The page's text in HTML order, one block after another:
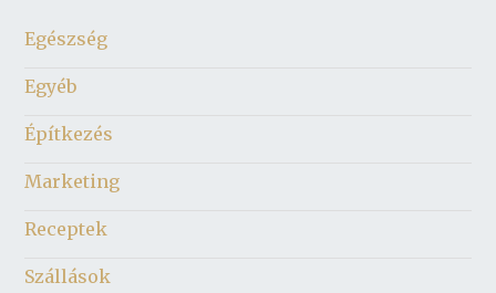
Egészség
Egyéb
Építkezés
Marketing
Receptek
Szállások